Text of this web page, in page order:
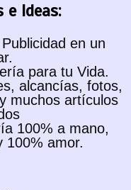
e Ideas:
en un
para tu Vida.
alcancías, fotos,
muchos artículos
100% a mano,
100% amor.